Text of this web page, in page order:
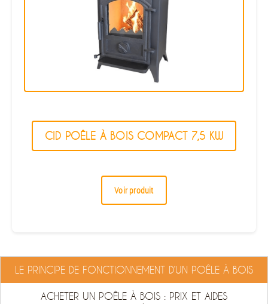
CID POÊLE À BOIS COMPACT 7,5 KW
Voir produit
LE PRINCIPE DE FONCTIONNEMENT D’UN POÊLE À BOIS
ACHETER UN POÊLE À BOIS : PRIX ET AIDES